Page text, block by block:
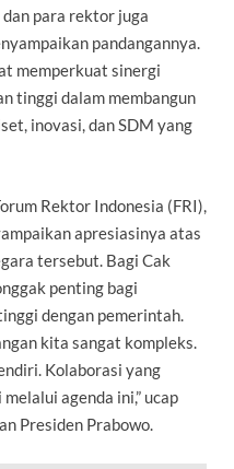
para rektor juga
pandangannya.
memperkuat sinergi
tinggi dalam membangun
inovasi, dan SDM yang
Rektor Indonesia (FRI),
apresiasinya atas
tersebut. Bagi Cak
penting bagi
dengan pemerintah.
kita sangat kompleks.
Kolaborasi yang
agenda ini,” ucap
Presiden Prabowo.